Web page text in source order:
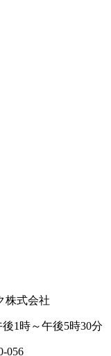
株式会社
1時～午後5時30分
056